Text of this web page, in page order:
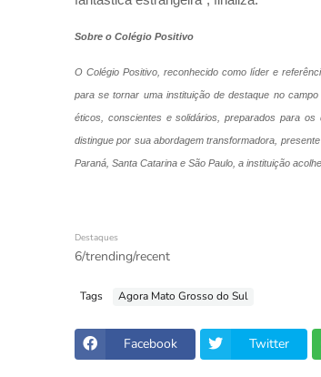
Sobre o Colégio Positivo
O Colégio Positivo, reconhecido como líder e
para se tornar uma instituição de destaque no
éticos, conscientes e solidários, preparados para
distingue por sua abordagem transformadora,
Paraná, Santa Catarina e São Paulo, a instituição
Destaques
6/trending/recent
Tags Agora Mato Grosso do Sul
Facebook Twitter